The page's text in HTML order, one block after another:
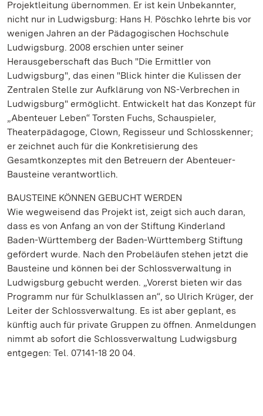
Projektleitung übernommen. Er ist kein Unbekannter,
nicht nur in Ludwigsburg: Hans H. Pöschko lehrte bis vor
wenigen Jahren an der Pädagogischen Hochschule
Ludwigsburg. 2008 erschien unter seiner
Herausgeberschaft das Buch "Die Ermittler von
Ludwigsburg", das einen "Blick hinter die Kulissen der
Zentralen Stelle zur Aufklärung von NS-Verbrechen in
Ludwigsburg" ermöglicht. Entwickelt hat das Konzept für
„Abenteuer Leben“ Torsten Fuchs, Schauspieler,
Theaterpädagoge, Clown, Regisseur und Schlosskenner;
er zeichnet auch für die Konkretisierung des
Gesamtkonzeptes mit den Betreuern der Abenteuer-
Bausteine verantwortlich.
BAUSTEINE KÖNNEN GEBUCHT WERDEN
Wie wegweisend das Projekt ist, zeigt sich auch daran,
dass es von Anfang an von der Stiftung Kinderland
Baden-Württemberg der Baden-Württemberg Stiftung
gefördert wurde. Nach den Probeläufen stehen jetzt die
Bausteine und können bei der Schlossverwaltung in
Ludwigsburg gebucht werden. „Vorerst bieten wir das
Programm nur für Schulklassen an“, so Ulrich Krüger, der
Leiter der Schlossverwaltung. Es ist aber geplant, es
künftig auch für private Gruppen zu öffnen. Anmeldungen
nimmt ab sofort die Schlossverwaltung Ludwigsburg
entgegen: Tel. 07141-18 20 04.